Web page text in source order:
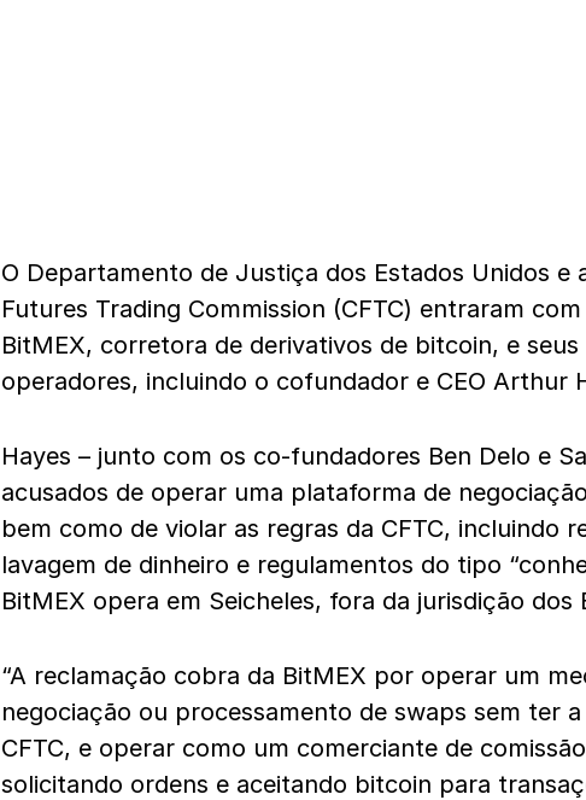
O Departamento de Justiça dos Estados Unidos e
Futures Trading Commission (CFTC) entraram
BitMEX, corretora de derivativos de bitcoin, e
operadores, incluindo o cofundador e CEO Arthur
Hayes – junto com os co-fundadores Ben Delo e
acusados ​​de operar uma plataforma de
bem como de violar as regras da CFTC, incluindo
lavagem de dinheiro e regulamentos do tipo
BitMEX opera em Seicheles, fora da jurisdição dos
“A reclamação cobra da BitMEX por operar um
negociação ou processamento de swaps sem ter
CFTC, e operar como um comerciante de
solicitando ordens e aceitando bitcoin para